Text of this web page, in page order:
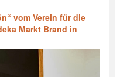
vom Verein für die
Markt Brand in